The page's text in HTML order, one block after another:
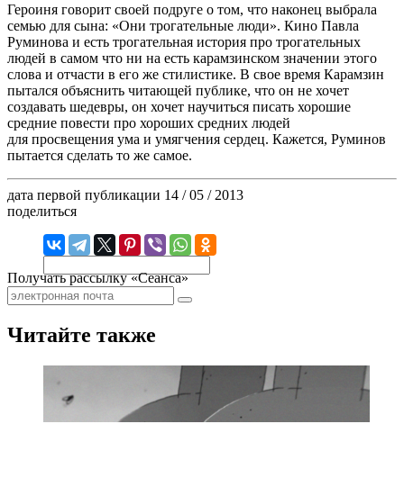
Героиня говорит своей подруге о том, что наконец выбрала
семью для сына: «Они трогательные люди». Кино Павла
Руминова и есть трогательная история про трогательных
людей в самом что ни на есть карамзинском значении этого
слова и отчасти в его же стилистике. В свое время Карамзин
пытался объяснить читающей публике, что он не хочет
создавать шедевры, он хочет научиться писать хорошие
средние повести про хороших средних людей
для просвещения ума и умягчения сердец. Кажется, Руминов
пытается сделать то же самое.
дата первой публикации 14 / 05 / 2013
поделиться
Получать рассылку «Сеанса»
Читайте также